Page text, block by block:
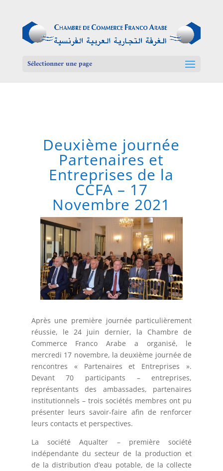
Sélectionner une page
Deuxième journée
Partenaires et
Entreprises de la
CCFA – 17
Novembre 2021
Après une première journée particulièrement
réussie, le 24 juin dernier, la Chambre de
Commerce Franco Arabe a organisé, le
mercredi 17 novembre, la deuxième journée de
rencontres « Partenaires et Entreprises ».
Devant 70 participants – entreprises,
représentants des ambassades, partenaires
institutionnels – trois sociétés membres ont pu
présenter leurs savoir-faire afin de renforcer
leurs contacts et perspectives.
La société Aqualter – première société
indépendante du secteur de la production et
de la distribution d’eau potable, de la collecte